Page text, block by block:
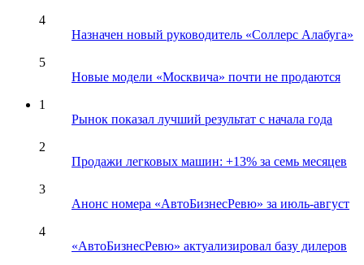
4
Назначен новый руководитель «Соллерс Алабуга»
5
Новые модели «Москвича» почти не продаются
1
Рынок показал лучший результат с начала года
2
Продажи легковых машин: +13% за семь месяцев
3
Анонс номера «АвтоБизнесРевю» за июль-август
4
«АвтоБизнесРевю» актуализировал базу дилеров